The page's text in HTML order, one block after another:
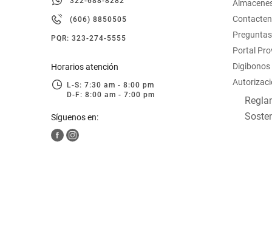
(606) 8850505
PQR: 323-274-5555
Horarios atención
L-S: 7:30 am - 8:00 pm
D-F: 8:00 am - 7:00 pm
Síguenos en:
Portal
Digibonos